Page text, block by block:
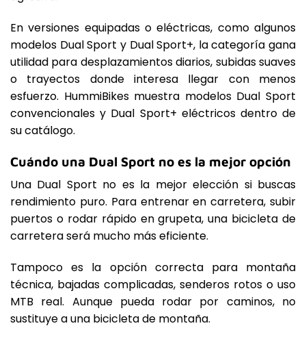
En versiones equipadas o eléctricas, como algunos
modelos Dual Sport y Dual Sport+, la categoría gana
utilidad para desplazamientos diarios, subidas suaves
o trayectos donde interesa llegar con menos
esfuerzo. HummiBikes muestra modelos Dual Sport
convencionales y Dual Sport+ eléctricos dentro de
su catálogo.
Cuándo una Dual Sport no es la mejor opción
Una Dual Sport no es la mejor elección si buscas
rendimiento puro. Para entrenar en carretera, subir
puertos o rodar rápido en grupeta, una bicicleta de
carretera será mucho más eficiente.
Tampoco es la opción correcta para montaña
técnica, bajadas complicadas, senderos rotos o uso
MTB real. Aunque pueda rodar por caminos, no
sustituye a una bicicleta de montaña.